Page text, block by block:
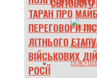
ТАРАН ПРО
ПЕРЕГОВОРИ
ЛІТНЬОГО ЕТАПУ
ВІЙСЬКОВИХ ДІЙ
РОСІЇ